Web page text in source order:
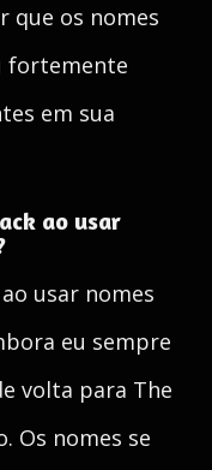
que os nomes
fortemente
em sua
ao usar
usar nomes
eu sempre
volta para The
Os nomes se